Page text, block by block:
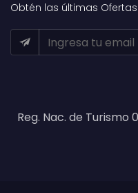
Obtén las últimas
Reg. Nac. de Turismo